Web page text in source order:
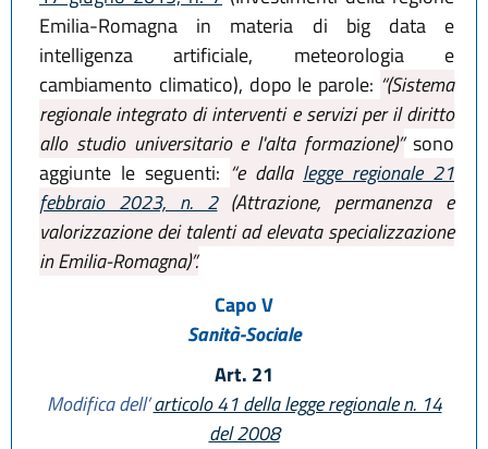
Emilia-Romagna in materia di big data e
intelligenza artificiale, meteorologia e
cambiamento climatico), dopo le parole: “(Sistema
regionale integrato di interventi e servizi per il diritto
allo studio universitario e l'alta formazione)”sono
aggiunte le seguenti: “e dalla legge regionale 21
febbraio 2023, n. 2(Attrazione, permanenza e
valorizzazione dei talenti ad elevata specializzazione
in Emilia-Romagna)”.
Capo V
Sanità-Sociale
Art. 21
Modifica dell’articolo 41 della legge regionale n. 14
del 2008